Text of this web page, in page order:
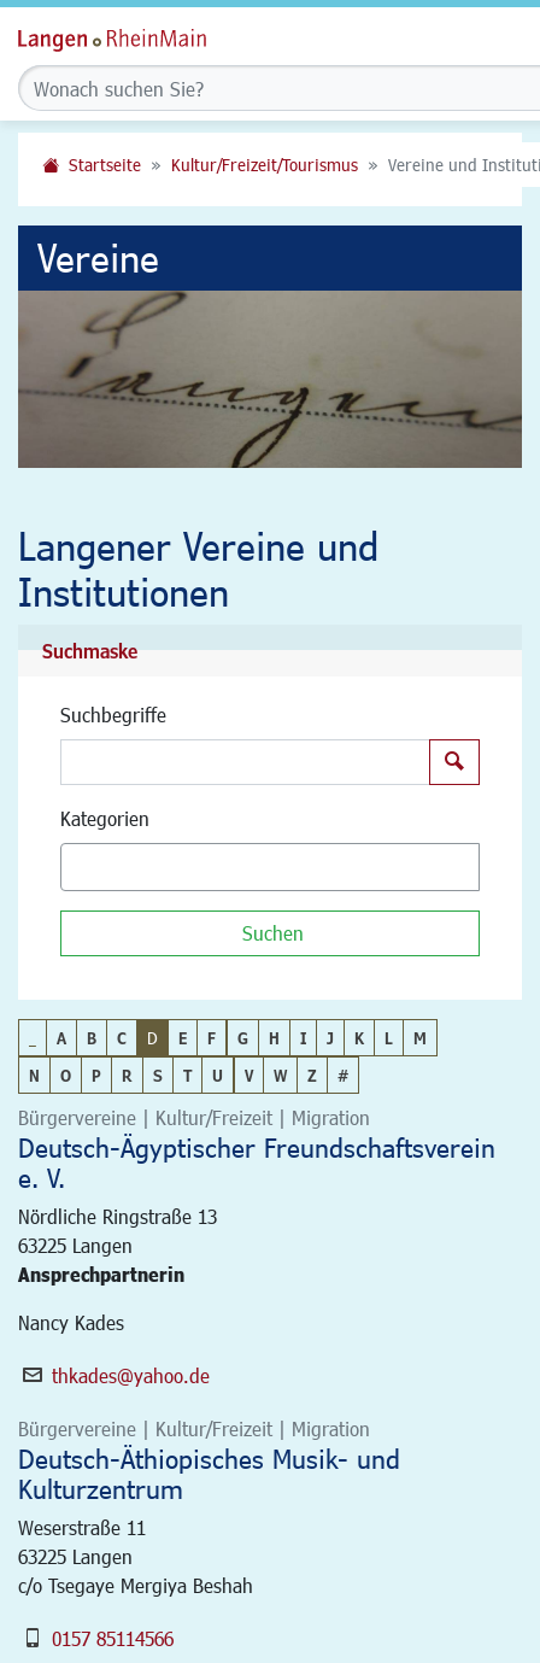
Startseite Kultur/Freizeit/Tourismus Vereine und
Vereine
Langener Vereine und
Institutionen
Suchmaske
Suchbegriffe
Kategorien
Suchen
A B C D E F G H I J K L
M
N
O P R S T U V W Z #
Bürgervereine | Kultur/Freizeit | Migration
Deutsch-Ägyptischer Freundschaftsverein
e. V.
Nördliche Ringstraße 13
63225 Langen
Ansprechpartnerin
Nancy Kades
thkades@yahoo.de
Bürgervereine | Kultur/Freizeit | Migration
Deutsch-Äthiopisches Musik- und
Kulturzentrum
Weserstraße 11
63225 Langen
c/o Tsegaye Mergiya Beshah
0157 85114566